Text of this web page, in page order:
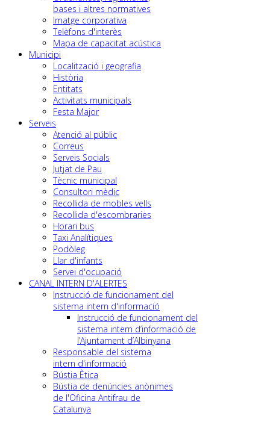
bases i altres normatives
Imatge corporativa
Telèfons d'interès
Mapa de capacitat acústica
Municipi
Localització i geografia
Història
Entitats
Activitats municipals
Festa Major
Serveis
Atenció al públic
Correus
Serveis Socials
Jutjat de Pau
Tècnic municipal
Consultori mèdic
Recollida de mobles vells
Recollida d'escombraries
Horari bus
Taxi Analítiques
Podòleg
Llar d'infants
Servei d'ocupació
CANAL INTERN D'ALERTES
Instrucció de funcionament del
sistema intern d'informació
Instrucció de funcionament del
sistema intern d’informació de
l’Ajuntament d’Albinyana
Responsable del sistema
intern d'informació
Bústia Ètica
Bústia de denúncies anònimes
de l'Oficina Antifrau de
Catalunya